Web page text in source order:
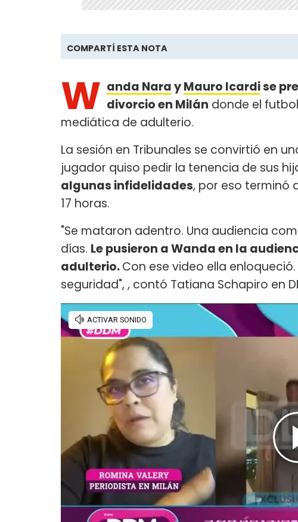
COMPARTÍ ESTA NOTA
W anda NarayMauro Icardise
divorcio en Milán donde el
mediática de adulterio.
La sesión en Tribunales se convirtió en
jugador quiso pedir la tenencia de sus
algunas infidelidades, por eso terminó
17 horas.
"Se mataron adentro. Una audiencia
días. Le pusieron a Wanda en la
adulterio.Con ese video ella
seguridad", , contó Tatiana Schapiro en